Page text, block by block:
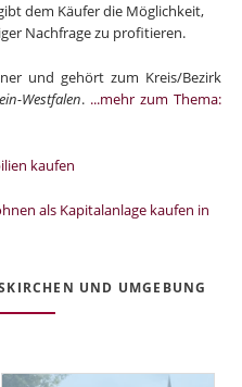
dem Käufer die Möglichkeit,
Nachfrage zu profitieren.
und gehört zum Kreis/Bezirk
Westfalen. ...mehr zum Thema:
kaufen
als Kapitalanlage kaufen in
UND UMGEBUNG